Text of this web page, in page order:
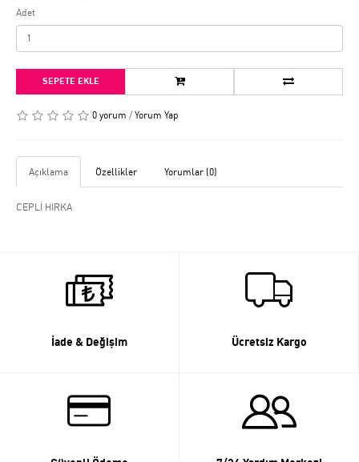
Adet
SEPETE EKLE
0 yorum / Yorum Yap
Açıklama Özellikler Yorumlar (0)
CEPLİ HIRKA
İade & Değişim Ücretsiz Kargo